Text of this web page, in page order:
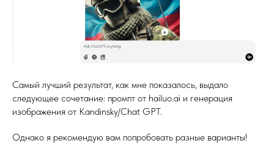
Самый лучший результат, как мне показалось, выдало
следующее сочетание: промпт от hailuo.ai и генерация
изображения от Kandinsky/Chat GPT.
Однако я рекомендую вам попробовать разные варианты!